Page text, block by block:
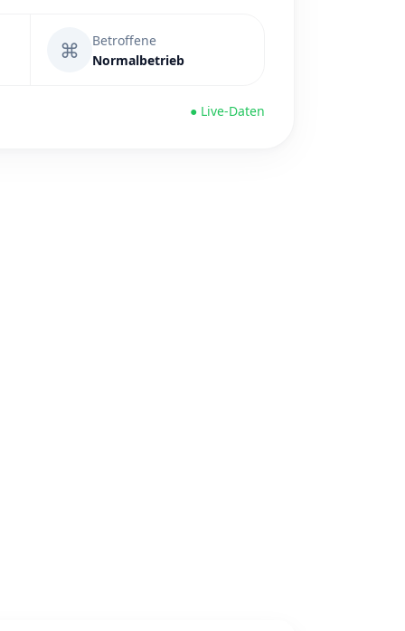
⌘
Betroffene
Normalbetrieb
● Live-Daten